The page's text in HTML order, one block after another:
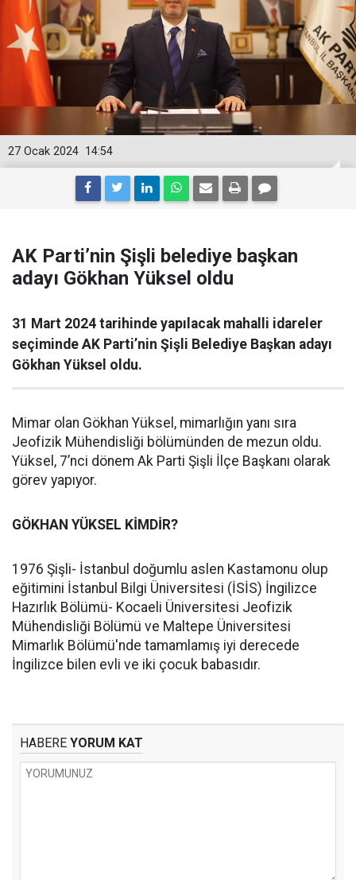
14:54
27 Ocak 2024
AK Parti’nin Şişli belediye başkan
adayı Gökhan Yüksel oldu
31 Mart 2024 tarihinde yapılacak mahalli idareler
seçiminde AK Parti’nin Şişli Belediye Başkan adayı
Gökhan Yüksel oldu.
Mimar olan Gökhan Yüksel, mimarlığın yanı sıra
Jeofizik Mühendisliği bölümünden de mezun oldu.
Yüksel, 7’nci dönem Ak Parti Şişli İlçe Başkanı olarak
görev yapıyor.
GÖKHAN YÜKSEL KİMDİR?
1976 Şişli- İstanbul doğumlu aslen Kastamonu olup
eğitimini İstanbul Bilgi Üniversitesi (İSİS) İngilizce
Hazırlık Bölümü- Kocaeli Üniversitesi Jeofizik
Mühendisliği Bölümü ve Maltepe Üniversitesi
Mimarlık Bölümü'nde tamamlamış iyi derecede
İngilizce bilen evli ve iki çocuk babasıdır.
HABERE YORUM KAT